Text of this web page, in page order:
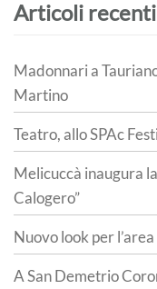
Articoli recenti
Madonnari a
Martino
Teatro, allo SPAc
Melicuccà inaugura
Calogero”
Nuovo look per
A San Demetrio